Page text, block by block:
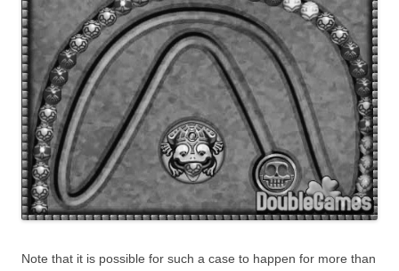
Note that it is possible for such a case to happen for more than